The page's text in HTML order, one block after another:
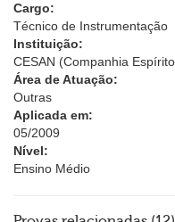
Cargo:
Técnico de Instrumentação
Instituição:
CESAN (Companhia
Área de Atuação:
Outras
Aplicada em:
05/2009
Nível:
Ensino Médio